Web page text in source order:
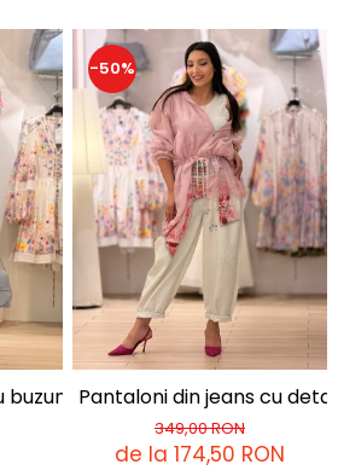
buzunare la spate
-50%
Pantaloni din jeans cu
349,00 RON
de la 174,50 RON